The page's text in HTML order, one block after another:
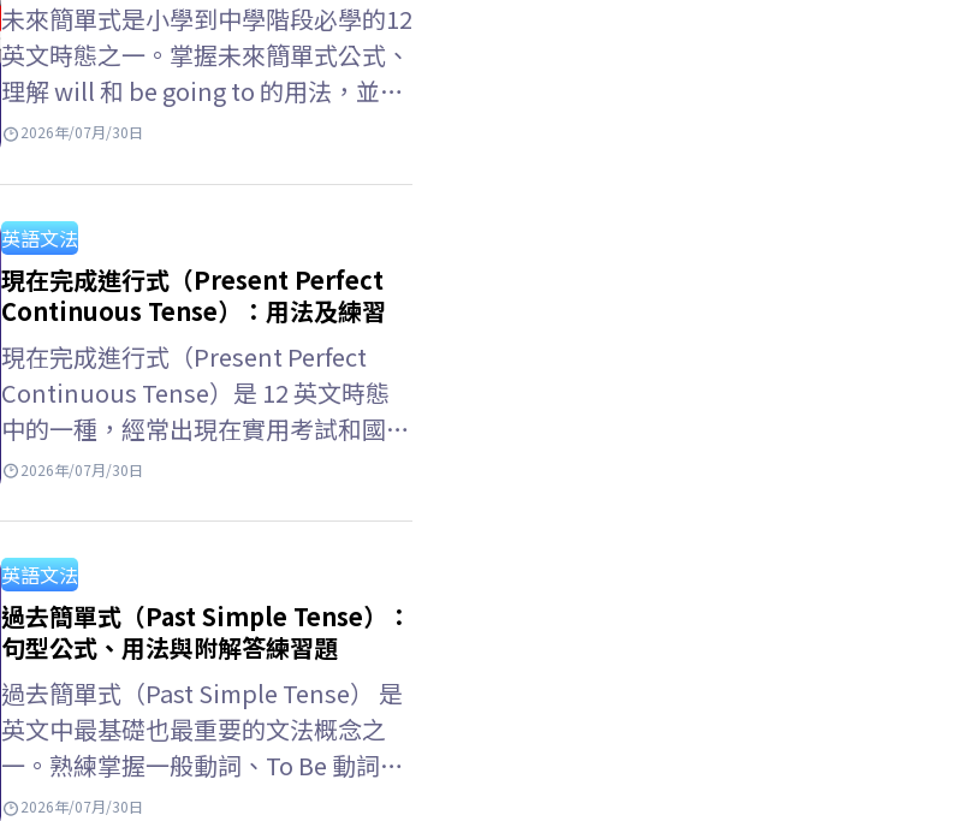
未來簡單式是小學到中學階段必學的12
英文時態之一。掌握未來簡單式公式、
理解 will 和 be going to 的用法，並了
解未來簡單式 未來進行式的差別，將
2026年/07月/30日
英語文法
現在完成進行式（Present Perfect
Continuous Tense）：用法及練習
現在完成進行式（Present Perfect
Continuous Tense）是 12 英文時態
中的一種，經常出現在實用考試和國際
學術考試中。與 ELSA Speak 一起學習
表達動作的持續性！ 現在完成進行式
是什麼？…
2026年/07月/30日
英語文法
過去簡單式（Past Simple Tense）：
句型公式、用法與附解答練習題
過去簡單式（Past Simple Tense） 是
英文中最基礎也最重要的文法概念之
一。熟練掌握一般動詞、To Be 動詞的
變化規則以及辨識信號詞，將有助於你
2026年/07月/30日